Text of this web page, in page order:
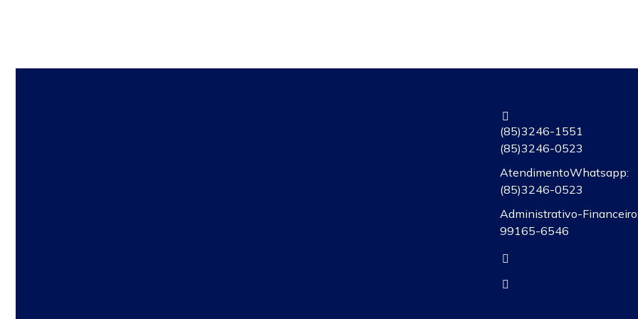
(85) 3246-1551
(85) 3246-0523
Atendimento Whatsapp:
(85)3246-0523
Administrativo-
99165-6546